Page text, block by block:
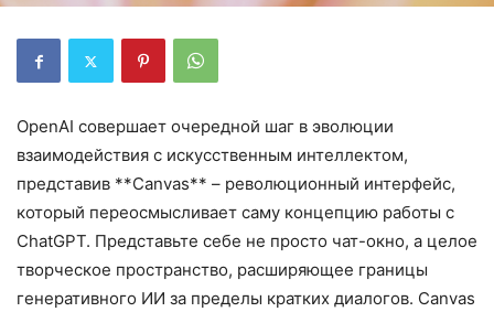
OpenAI совершает очередной шаг в эволюции
взаимодействия с искусственным интеллектом,
представив **Canvas** – революционный интерфейс,
который переосмысливает саму концепцию работы с
ChatGPT. Представьте себе не просто чат-окно, а целое
творческое пространство, расширяющее границы
генеративного ИИ за пределы кратких диалогов. Canvas